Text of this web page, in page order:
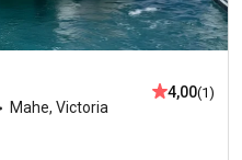
Mahe, Victoria
4,00(1)